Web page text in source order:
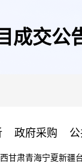
成交公
政府采购
甘肃青海宁夏新疆